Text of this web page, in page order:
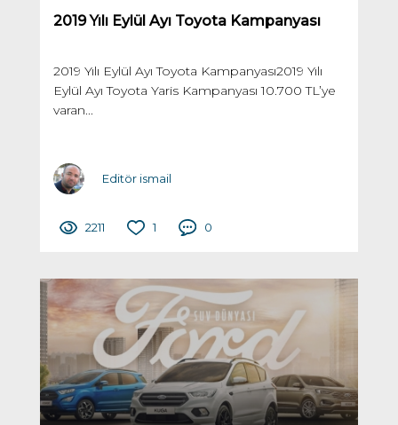
2019 Yılı Eylül Ayı Toyota Kampanyası
2019 Yılı Eylül Ayı Toyota Kampanyası2019 Yılı
Eylül Ayı Toyota Yaris Kampanyası 10.700 TL’ye
varan...
Editör ismail
2211 1 0